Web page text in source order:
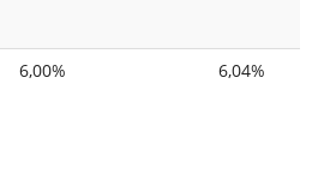
6,00% 6,04%